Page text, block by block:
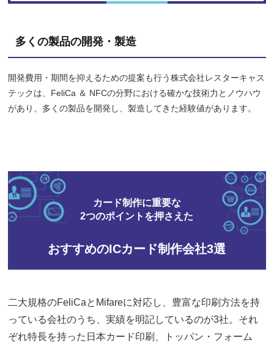
多くの製品の開発・製造
開発費用・期間を抑えるための提案も行う株式会社レスターキャス
テックは、FeliCa ＆ NFCの分野における確かな技術力とノウハウ
があり、多くの製品を開発し、製造してきた経験値があります。
カード制作に重要な
2つのポイントを押さえた
おすすめのICカード制作会社3選
二大規格のFeliCaとMifareに対応し、豊富な印刷方法を持
っている会社のうち、実績を明記しているのが3社。それ
ぞれ特長を持った日本カード印刷、トッパン・フォーム